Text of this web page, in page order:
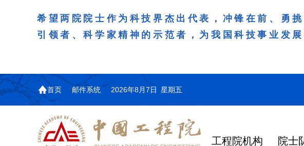
希望两院院士作为科技界杰出代表，冲锋在前、勇
引领者、科学家精神的示范者，为我国科技事业发展
首页 邮件系统 2026年8月7日 星期五
工程院机构 院士